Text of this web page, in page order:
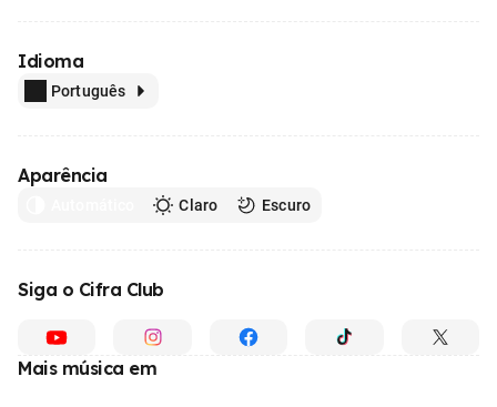
Idioma
Português
Aparência
Claro Escuro
Siga o Cifra Club
Mais música em